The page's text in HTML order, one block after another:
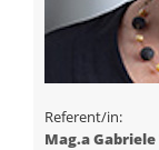
Referent/in:
Mag.a